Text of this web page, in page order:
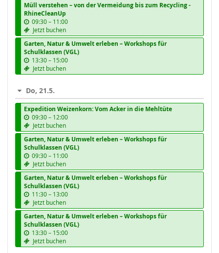
Müll verstehen – von der Vermeidung bis zum Recycling -
RhineCleanUp
09:30–b
i
s
11:00
Jetzt buchen
Garten, Natur & Umwelt erleben – Workshops für
Schulklassen (VGL)
13:30–b
i
s
15:00
Jetzt buchen
Do, 21.5.
Expedition Weizenkorn: Vom Acker in die Mehltüte
09:30–b
i
s
12:00
Jetzt buchen
Garten, Natur & Umwelt erleben – Workshops für
Schulklassen (VGL)
09:30–b
i
s
11:00
Jetzt buchen
Garten, Natur & Umwelt erleben – Workshops für
Schulklassen (VGL)
11:30–b
i
s
13:00
Jetzt buchen
Garten, Natur & Umwelt erleben – Workshops für
Schulklassen (VGL)
13:30–b
i
s
15:00
Jetzt buchen